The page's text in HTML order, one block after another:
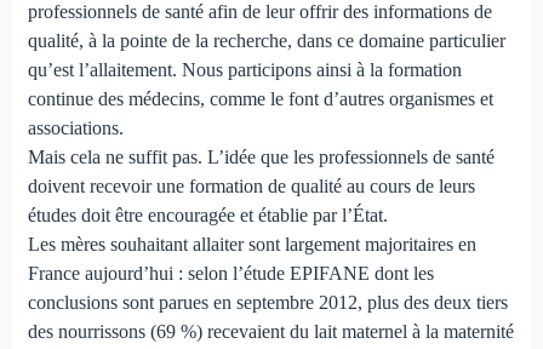
professionnels de santé afin de leur offrir des informations de
qualité, à la pointe de la recherche, dans ce domaine particulier
qu’est l’allaitement. Nous participons ainsi à la formation
continue des médecins, comme le font d’autres organismes et
associations.
Mais cela ne suffit pas. L’idée que les professionnels de santé
doivent recevoir une formation de qualité au cours de leurs
études doit être encouragée et établie par l’État.
Les mères souhaitant allaiter sont largement majoritaires en
France aujourd’hui : selon l’étude EPIFANE dont les
conclusions sont parues en septembre 2012, plus des deux tiers
des nourrissons (69 %) recevaient du lait maternel à la maternité